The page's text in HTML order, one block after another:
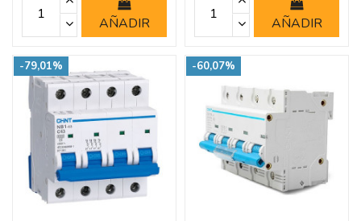
AÑADIR AÑADIR
-79,01% -60,07%